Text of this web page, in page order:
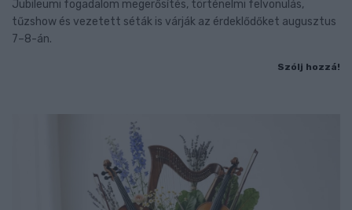
Jubileumi fogadalom megerősítés, történelmi felvonulás,
tűzshow és vezetett séták is várják az érdeklődőket augusztus
7–8-án.
Szólj hozzá!